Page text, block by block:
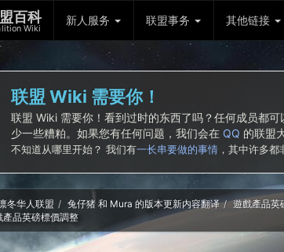
百科
Wiki
新人服务 联盟事务 其他链接
联盟 Wiki 需要你！
联盟 Wiki 需要你！看到过时的东西了吗？任何成员都
少一些糟粕。如果您有任何问题，我们会在 QQ 的联盟
不知道从哪里开始？ 我们有一长串要做的事情，其中许多都
冬华人联盟 兔仔猪 和 Mura 的版本更新内容翻译
遊戲產品英
產品英磅標價調整